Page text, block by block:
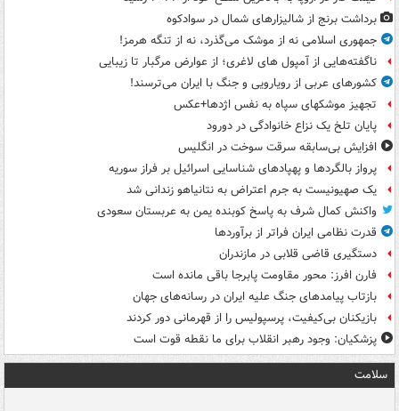
برداشت برنج از شالیزارهای شمال در سوادکوه
جمهوری اسلامی نه از موشک می‌گذرد، نه از تنگه هرمز!
ناگفته‌هایی از آمپول های لاغری؛ از عوارض مرگبار تا زیبایی
کشورهای عربی از رویارویی و جنگ با ایران می‌ترسند!
تجهیز موشکهای سپاه به نفس اژدها+عکس
پایان تلخ یک نزاع خانوادگی در دورود
افزایش بی‌سابقه سرقت سوخت در انگلیس
پرواز بالگردها و پهپادهای شناسایی اسرائیل بر فراز سوریه
یک صهیونیست به جرم اعتراض به نتانیاهو زندانی شد
واکنش کمال شرف به پاسخ کوبنده یمن به عربستان سعودی
قدرت نظامی ایران فراتر از برآوردها
دستگیری قاضی قلابی در مازندران
فارن افرز: محور مقاومت پابرجا باقی مانده است
بازتاب پیامدهای جنگ علیه ایران در رسانه‌های جهان
بازیکنان بی‌کیفیت، پرسپولیس را از قهرمانی دور کردند
پزشکیان: وجود رهبر انقلاب برای ما نقطه قوت است
سلامت